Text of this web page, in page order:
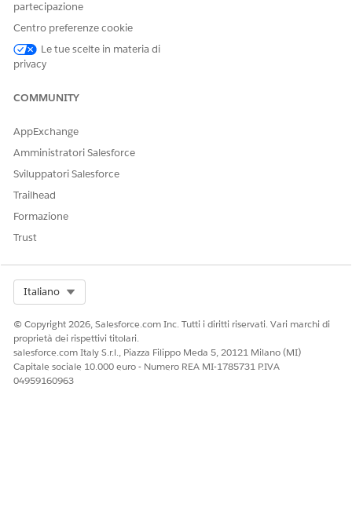
Guida di Salesforce: Aggiunta, rimozione e organizzazione
delle schede in Salesforce Classic
Guida di Salesforce: Visualizzazione e modifica delle
impostazioni delle schede negli insiemi di autorizzazioni e
QUESTO ARTICOLO HA RISOLTO IL PROBLEMA?
partecipazione
Centro preferenze cookie
Le tue scelte in materia di
privacy
COMMUNITY
AppExchange
Amministratori Salesforce
Sviluppatori Salesforce
Trailhead
Formazione
Trust
Italiano
© Copyright 2026, Salesforce.com Inc. Tutti i diritti riservati. Vari marchi di
proprietà dei rispettivi titolari.
salesforce.com Italy S.r.l., Piazza Filippo Meda 5, 20121 Milano (MI)
Capitale sociale 10.000 euro - Numero REA MI-1785731 P.IVA
04959160963